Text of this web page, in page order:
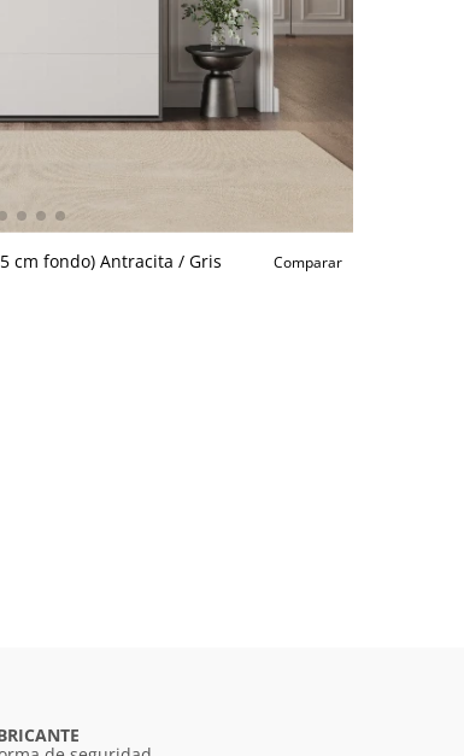
cm fondo) Antracita / Gris
Comparar